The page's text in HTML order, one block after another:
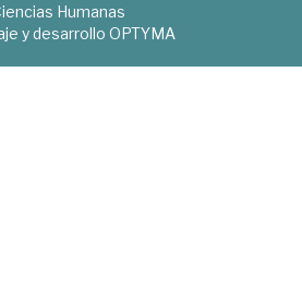
Humanas
y desarrollo OPTYMA